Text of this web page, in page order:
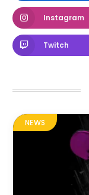
Instagram
Twitch
NEWS